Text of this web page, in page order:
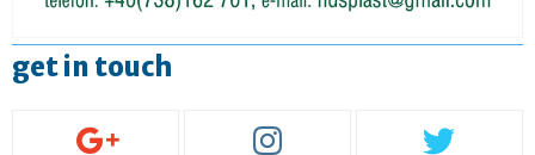
get in touch